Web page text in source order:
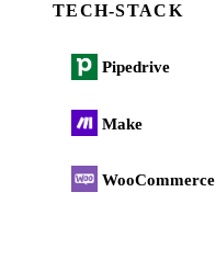
TECH-STACK
Pipedrive
Make
WooCommerce